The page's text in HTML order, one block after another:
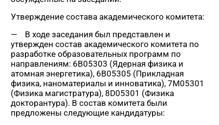
Утверждение состава академического комитета:
— В ходе заседания был представлен и
утвержден состав академического комитета по
разработке образовательных программ по
направлениям: 6В05303 (Ядерная физика и
атомная энергетика), 6В05305 (Прикладная
физика, наноматериалы и инноватика), 7М05301
(Физика магистратура), 8D05301 (Физика
докторантура). В состав комитета были
предложены следующие кандидатуры: